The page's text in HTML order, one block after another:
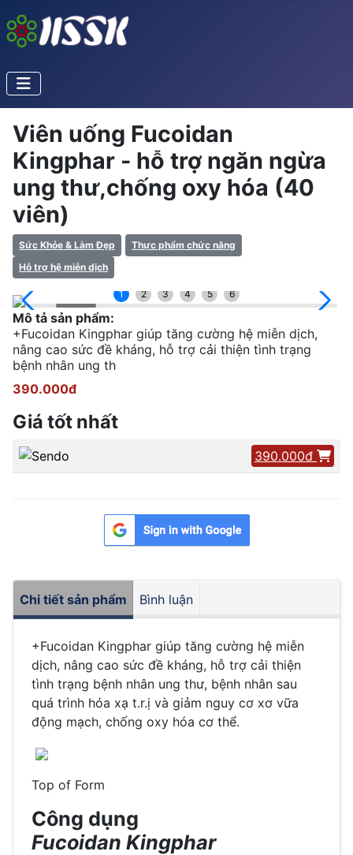
Viên uống Fucoidan
Kingphar - hỗ trợ ngăn ngừa
ung thư,chống oxy hóa (40
viên)
Sức Khỏe & Làm Đẹp
Thực phẩm chức năng
Hỗ trợ hệ miễn dịch
1 2 3 4 5 6
Mô tả sản phẩm:
+Fucoidan Kingphar giúp tăng cường hệ miễn dịch,
nâng cao sức đề kháng, hỗ trợ cải thiện tình trạng
bệnh nhân ung th
390.000đ
Giá tốt nhất
390.000đ
Chi tiết sản phẩm Bình luận
+Fucoidan Kingphar giúp tăng cường hệ miễn
dịch, nâng cao sức đề kháng, hỗ trợ cải thiện
tình trạng bệnh nhân ung thư, bệnh nhân sau
quá trình hóa xạ t.r.ị và giảm nguy cơ xơ vữa
động mạch, chống oxy hóa cơ thể.
Top of Form
Công dụng
Fucoidan Kingphar